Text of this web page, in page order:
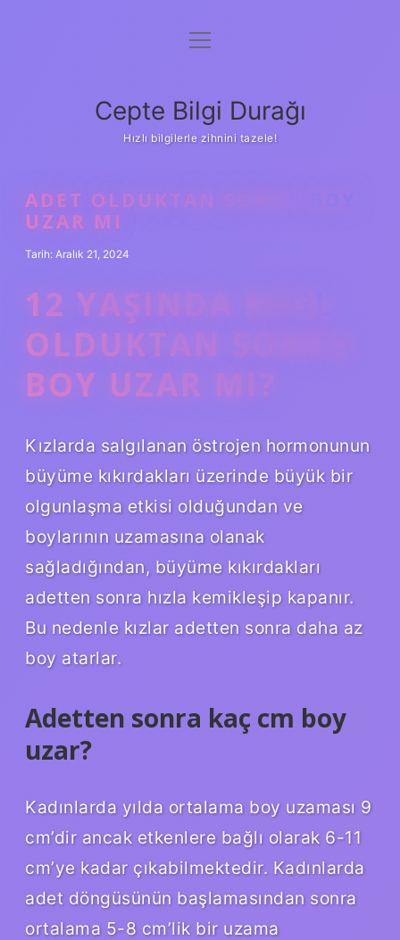
Anasayfa
Yasal Uyarı
menüyü
Cepte Bilgi Durağı
Hızlı bilgilerle zihnini tazele!
ADET OLDUKTAN SONRA BOY
UZAR MI
Tarih: Aralık 21, 2024
12 YAŞINDA REGL
OLDUKTAN SONRA
BOY UZAR MI?
Kızlarda salgılanan östrojen hormonunun
büyüme kıkırdakları üzerinde büyük bir
olgunlaşma etkisi olduğundan ve
boylarının uzamasına olanak
sağladığından, büyüme kıkırdakları
adetten sonra hızla kemikleşip kapanır.
Bu nedenle kızlar adetten sonra daha az
boy atarlar.
Adetten sonra kaç cm boy
uzar?
Kadınlarda yılda ortalama boy uzaması 9
cm’dir ancak etkenlere bağlı olarak 6-11
cm’ye kadar çıkabilmektedir. Kadınlarda
adet döngüsünün başlamasından sonra
ortalama 5-8 cm’lik bir uzama